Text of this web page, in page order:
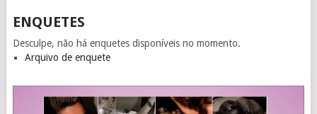
ENQUETES
Desculpe, não há enquetes disponíveis no momento.
Arquivo de enquete